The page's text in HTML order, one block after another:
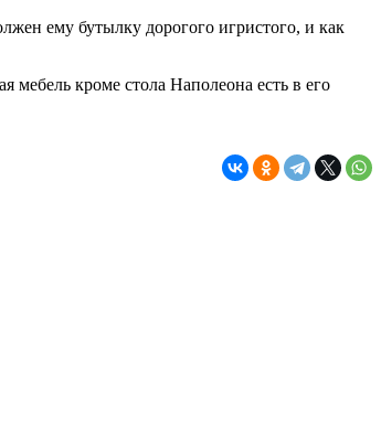
ему бутылку дорогого игристого, и как
кроме стола Наполеона есть в его